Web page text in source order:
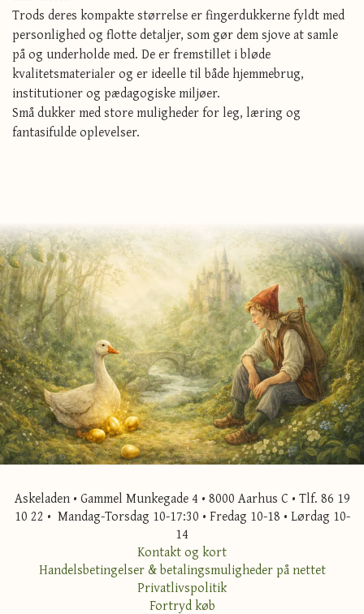
Trods deres kompakte størrelse er fingerdukkerne fyldt med
personlighed og flotte detaljer, som gør dem sjove at samle
på og underholde med. De er fremstillet i bløde
kvalitetsmaterialer og er ideelle til både hjemmebrug,
institutioner og pædagogiske miljøer.
Små dukker med store muligheder for leg, læring og
fantasifulde oplevelser.
Askeladen • Gammel Munkegade 4 • 8000 Aarhus C • Tlf. 86 19
10 22 • Mandag-Torsdag 10-17:30 • Fredag 10-18 • Lørdag 10-
14
Kontakt og kort
Handelsbetingelser & betalingsmuligheder på nettet
Privatlivspolitik
Fortryd køb